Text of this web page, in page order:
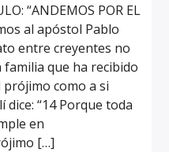
“ANDEMOS POR EL
al apóstol Pablo
entre creyentes no
que ha recibido
como a si
dice: “14 Porque toda
en
[…]